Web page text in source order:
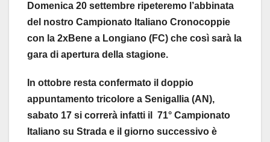
Domenica 20 settembre ripeteremo l’abbinata
del nostro Campionato Italiano Cronocoppie
con la 2xBene a Longiano (FC) che così sarà la
gara di apertura della stagione.
In ottobre resta confermato il doppio
appuntamento tricolore a Senigallia (AN),
sabato 17 si correrà infatti il 71° Campionato
Italiano su Strada e il giorno successivo è